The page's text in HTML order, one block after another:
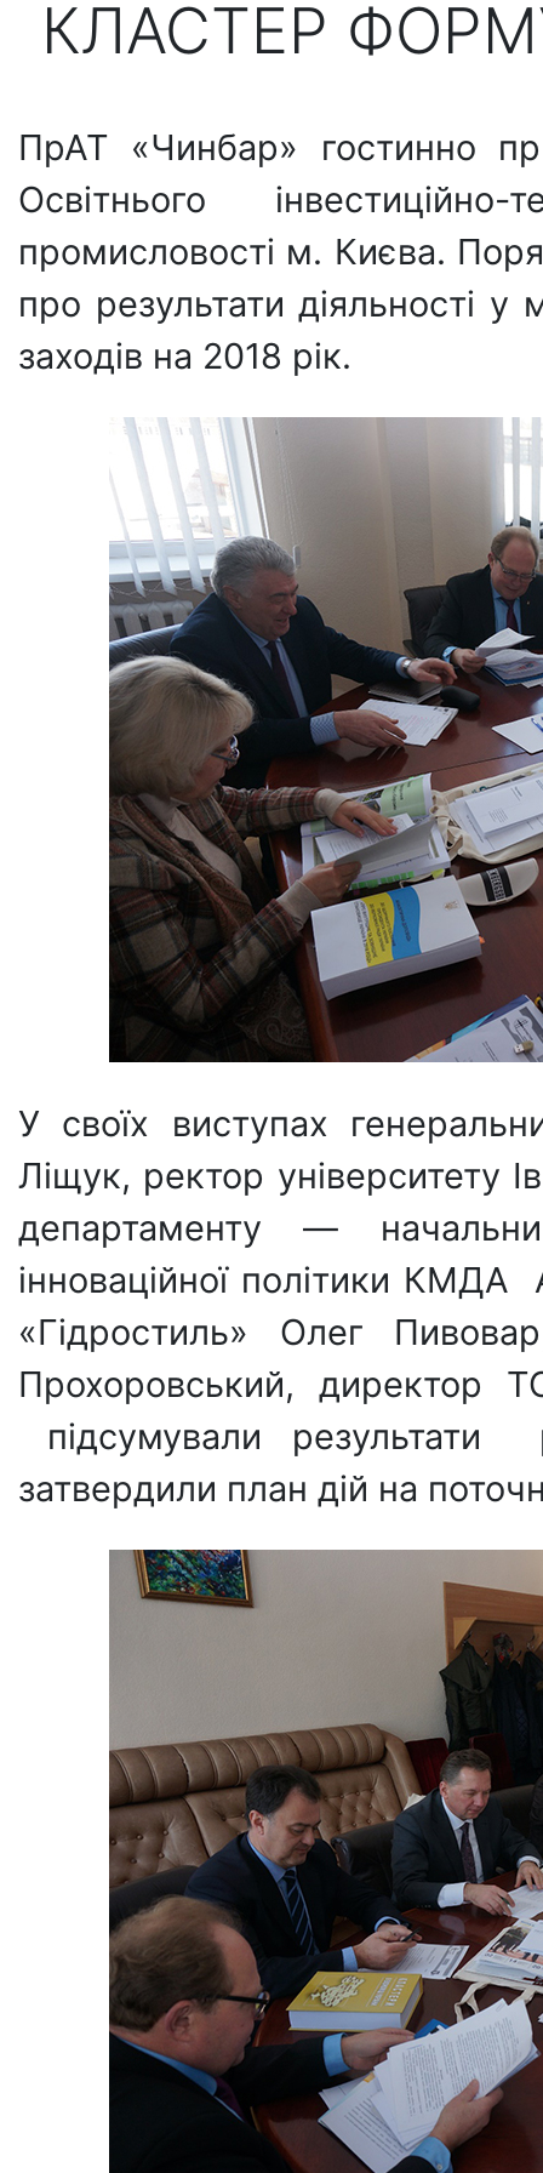
КЛАСТЕР
ПрАТ «Чинбар» гостинно
Освітнього
промисловості м. Києва.
про результати діяльності
заходів на 2018 рік.
У своїх виступах
Ліщук, ректор університету
департаменту —
інноваційної політики
«Гідростиль» Олег
Прохоровський, директор
підсумували
затвердили план дій на